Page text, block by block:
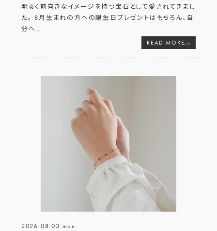
明るく前向きなイメージを持つ宝石として愛されてきまし
た。 8月生まれの方への誕生日プレゼントはもちろん、自
分へ…
READ MORE
2026.08.03.mon